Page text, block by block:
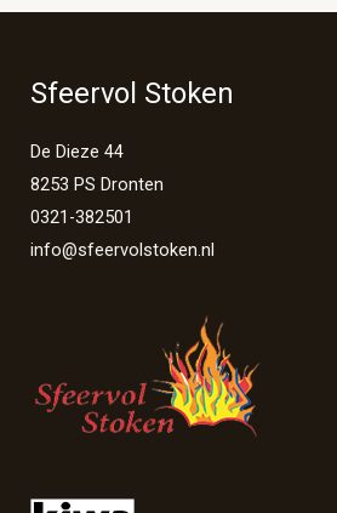
Sfeervol Stoken
De Dieze 44
8253 PS Dronten
0321-382501
info@sfeervolstoken.nl